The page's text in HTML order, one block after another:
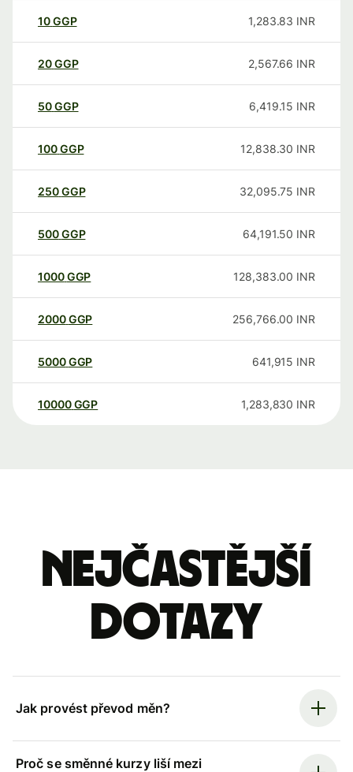
10GGP 1,283.83 INR
20GGP 2,567.66 INR
50GGP 6,419.15 INR
100GGP 12,838.30 INR
250GGP 32,095.75 INR
500GGP 64,191.50 INR
1000GGP 128,383.00 INR
2000GGP 256,766.00 INR
5000GGP 641,915 INR
10000 GGP 1,283,830 INR
Nejčastější
dotazy
Jak provést převod měn?
Proč se směnné kurzy liší mezi